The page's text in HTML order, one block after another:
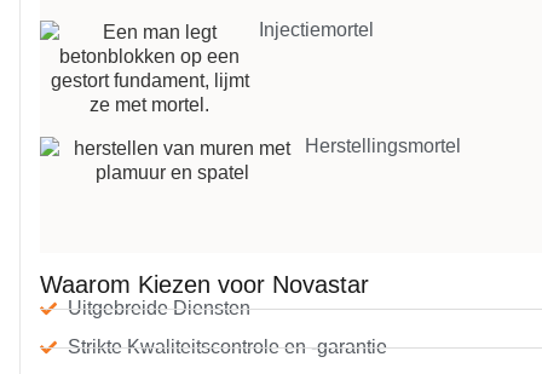
Injectiemortel
Herstellingsmortel
Waarom Kiezen voor Novastar
Uitgebreide Diensten
Strikte Kwaliteitscontrole en -garantie